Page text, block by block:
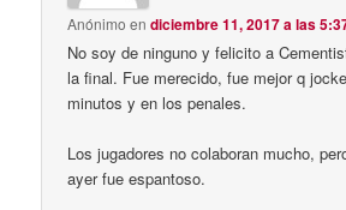
Anónimo endiciembre 11, 2017 a las
No soy de ninguno y felicito a
la final. Fue merecido, fue mejor q
minutos y en los penales.
Los jugadores no colaboran mucho,
ayer fue espantoso.